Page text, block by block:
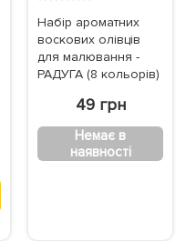
Набір ароматних
воскових олівців
для малювання -
РАДУГА (8 кольорів)
49 грн
Немає в
наявності